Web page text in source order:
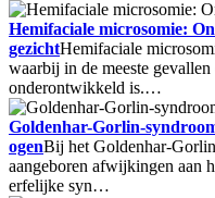
Hemifaciale microsomie:
gezichtHemifaciale
waarbij in de meeste
onderontwikkeld is.…
Goldenhar-Gorlin-
ogenBij het Goldenhar-
aangeboren afwijkingen aan
erfelijke syn…